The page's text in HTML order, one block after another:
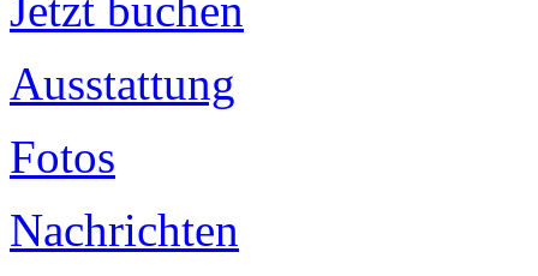
Ausstattung
Fotos
Nachrichten